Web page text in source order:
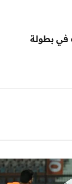
العرب في بطولة